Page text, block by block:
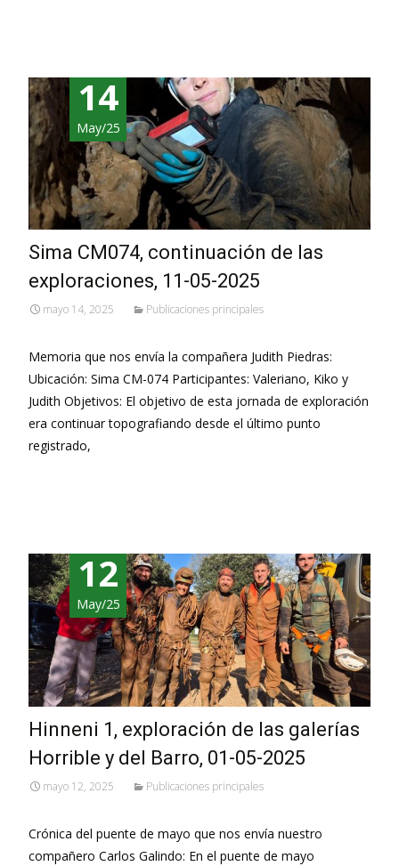
14
May/25
Sima CM074, continuación de las
exploraciones, 11-05-2025
mayo 14, 2025 Publicaciones principales
Memoria que nos envía la compañera Judith Piedras:
Ubicación: Sima CM-074 Participantes: Valeriano, Kiko y
Judith Objetivos: El objetivo de esta jornada de exploración
era continuar topografiando desde el último punto
registrado,
12
May/25
Hinneni 1, exploración de las galerías
Horrible y del Barro, 01-05-2025
mayo 12, 2025 Publicaciones principales
Crónica del puente de mayo que nos envía nuestro
compañero Carlos Galindo: En el puente de mayo